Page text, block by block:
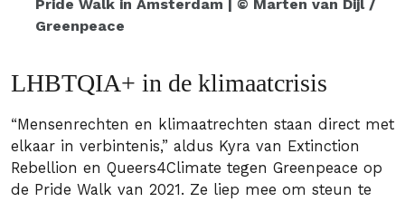
Pride Walk in Amsterdam | © Marten van Dijl /
Greenpeace
LHBTQIA+ in de klimaatcrisis
“Mensenrechten en klimaatrechten staan direct met
elkaar in verbintenis,” aldus Kyra van Extinction
Rebellion en Queers4Climate tegen Greenpeace op
de Pride Walk van 2021. Ze liep mee om steun te